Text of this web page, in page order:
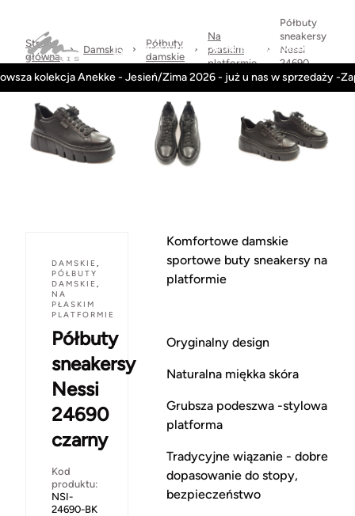
Kategorie Obuwie-Wiosna26
kolekcja Anekke - Jesień/Zima 2026 - już u nas w sprzedaży -
Strona
główna
Damskie
Półbuty
damskie
Na
płaskim
platformie
Półbuty
sneakersy
Nessi
24690
czarny
DAMSKIE ,
PÓŁBUTY
DAMSKIE ,
NA
PŁASKIM
PLATFORMIE
Półbuty
sneakersy
Nessi
24690
czarny
Kod
produktu:
NSI-
24690-BK
Komfortowe damskie
sportowe buty sneakersy na
platformie
Oryginalny design
Naturalna miękka skóra
Grubsza podeszwa -stylowa
platforma
Tradycyjne wiązanie - dobre
dopasowanie do stopy,
bezpieczeństwo